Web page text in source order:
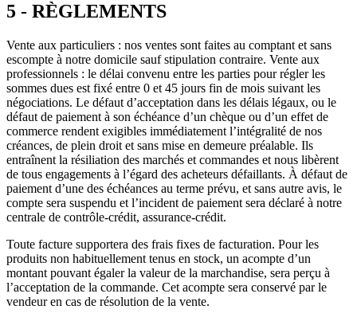
5 - RÈGLEMENTS
Vente aux particuliers : nos ventes sont faites au comptant et sans
escompte à notre domicile sauf stipulation contraire. Vente aux
professionnels : le délai convenu entre les parties pour régler les
sommes dues est fixé entre 0 et 45 jours fin de mois suivant les
négociations. Le défaut d’acceptation dans les délais légaux, ou le
défaut de paiement à son échéance d’un chèque ou d’un effet de
commerce rendent exigibles immédiatement l’intégralité de nos
créances, de plein droit et sans mise en demeure préalable. Ils
entraînent la résiliation des marchés et commandes et nous libèrent
de tous engagements à l’égard des acheteurs défaillants. À défaut de
paiement d’une des échéances au terme prévu, et sans autre avis, le
compte sera suspendu et l’incident de paiement sera déclaré à notre
centrale de contrôle-crédit, assurance-crédit.
Toute facture supportera des frais fixes de facturation. Pour les
produits non habituellement tenus en stock, un acompte d’un
montant pouvant égaler la valeur de la marchandise, sera perçu à
l’acceptation de la commande. Cet acompte sera conservé par le
vendeur en cas de résolution de la vente.